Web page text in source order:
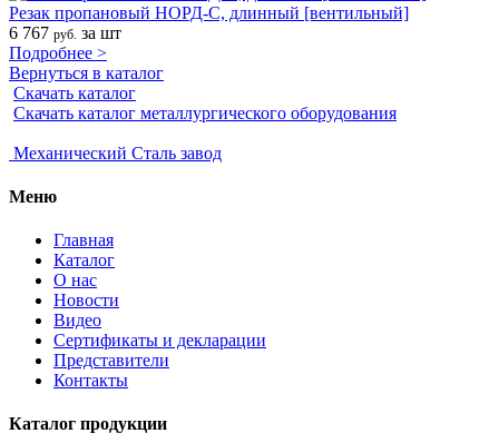
Резак пропановый НОРД-С, длинный [вентильный]
6 767 руб. за шт
Подробнее >
Вернуться в каталог
Скачать каталог
Скачать каталог металлургического оборудования
Механический Сталь завод
Меню
Главная
Каталог
О нас
Новости
Видео
Сертификаты и декларации
Представители
Контакты
Каталог продукции